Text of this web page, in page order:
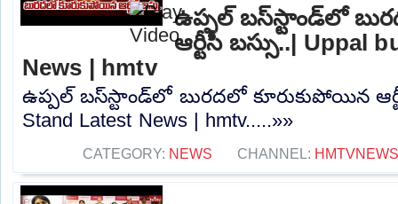
ఉప్పల్ బస్‌స్టాండ్‌లో
ఆర్టీసీ బస్సు..| Uppal
News | hmtv
ఉప్పల్ బస్‌స్టాండ్‌లో బురదలో కూరుకుపోయిన
Stand Latest News | hmtv.....»»
CATEGORY: NEWS CHANNEL: HMTVNEWS